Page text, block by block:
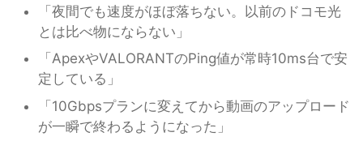
「夜間でも速度がほぼ落ちない。以前のドコモ光
とは比べ物にならない」
「ApexやVALORANTのPing値が常時10ms台で安
定している」
「10Gbpsプランに変えてから動画のアップロード
が一瞬で終わるようになった」